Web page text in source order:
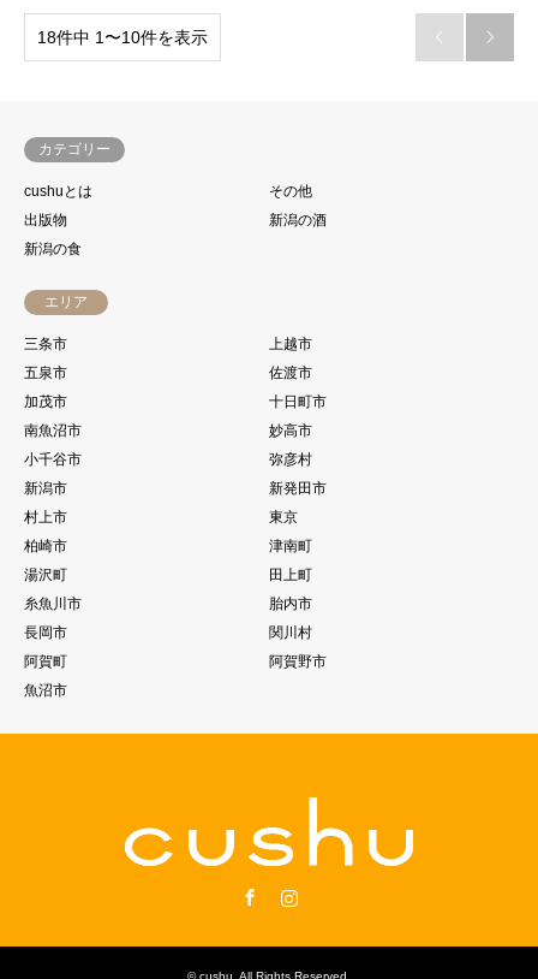
18件中 1〜10件を表示  
カテゴリー
cushuとは
その他
出版物
新潟の酒
新潟の食
エリア
三条市
上越市
五泉市
佐渡市
加茂市
十日町市
南魚沼市
妙高市
小千谷市
弥彦村
新潟市
新発田市
村上市
東京
柏崎市
津南町
湯沢町
田上町
糸魚川市
胎内市
長岡市
関川村
阿賀町
阿賀野市
魚沼市
©cushu . All Rights Reserved.